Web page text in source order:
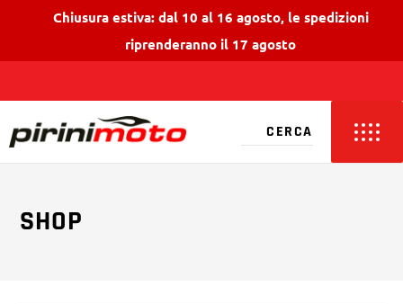
Chiusura estiva: dal 10 al 16 agosto, le spedizioni
riprenderanno il 17 agosto
SHOP